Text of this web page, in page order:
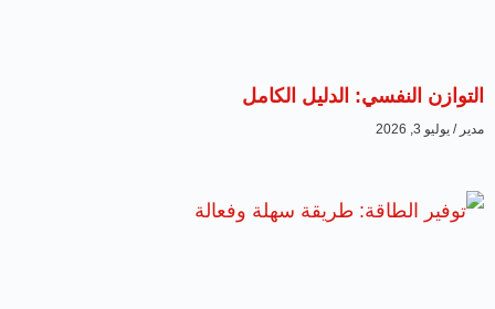
التوازن النفسي: الدليل الكامل
مدير يوليو 3, 2026